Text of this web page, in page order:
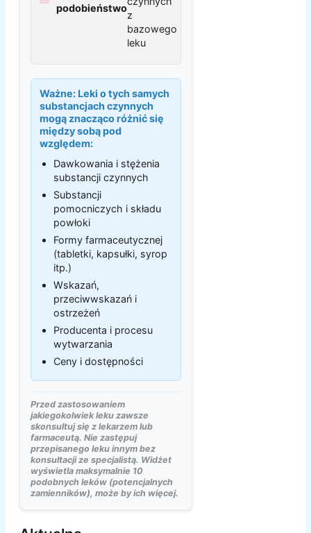
podobieństwo
z
bazowego
leku
Ważne: Leki o tych samych
substancjach czynnych
mogą znacząco różnić się
między sobą pod
względem:
Dawkowania i stężenia
substancji czynnych
Substancji
pomocniczych i składu
powłoki
Formy farmaceutycznej
(tabletki, kapsułki, syrop
itp.)
Wskazań,
przeciwwskazań i
ostrzeżeń
Producenta i procesu
wytwarzania
Ceny i dostępności
Przed zastosowaniem
jakiegokolwiek leku zawsze
skonsultuj się z lekarzem lub
farmaceutą. Nie zastępuj
przepisanego leku innym bez
konsultacji ze specjalistą. Widżet
wyświetla maksymalnie 10
podobnych leków (potencjalnych
zamienników), może by ich więcej.